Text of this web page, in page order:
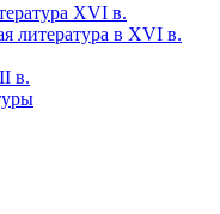
XVI в.
литература в XVI в.
в.